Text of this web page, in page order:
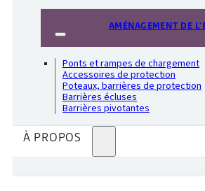
AMÉNAGEMENT DE
Ponts et rampes de chargement
Accessoires de protection
Poteaux, barrières de protection
Barrières écluses
Barrières pivotantes
À PROPOS